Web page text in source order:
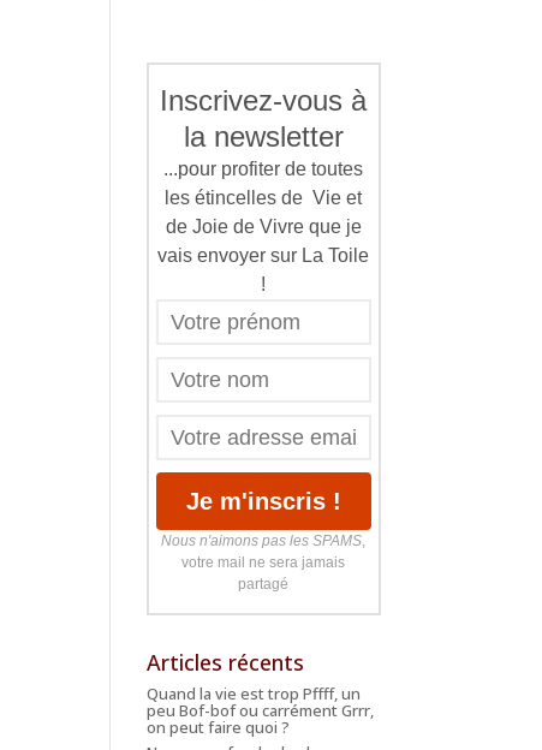
Inscrivez-vous à
la newsletter
...pour profiter de toutes
les étincelles de Vie et
de Joie de Vivre que je
vais envoyer sur La Toile
!
Nous n'aimons pas les SPAMS,
votre mail ne sera jamais
partagé
Articles récents
Quand la vie est trop Pffff, un
peu Bof-bof ou carrément Grrr,
on peut faire quoi ?